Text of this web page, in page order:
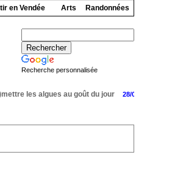
en Vendée Arts Randonnées
Recherche personnalisée
les algues au goût du jour 28/07/2026